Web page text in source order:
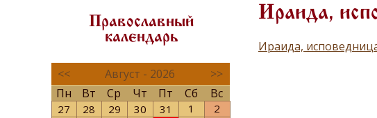
Православный
календарь
<< Август - 2026
>>
Пн
Вт Ср Чт Пт Сб Вс
27 28 29 30 31 1
2
Ираида,
Ираида,